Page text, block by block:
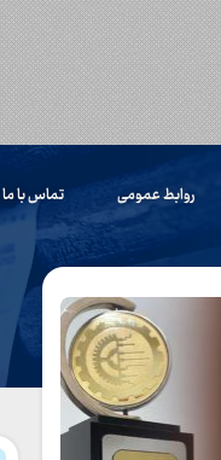
روابط عمومی تماس با ما